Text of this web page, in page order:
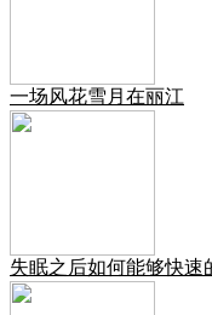
一场风花雪月在丽江
失眠之后如何能够快速